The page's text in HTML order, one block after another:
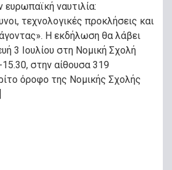
ευρωπαϊκή ναυτιλία:
τεχνολογικές προκλήσεις και
Η εκδήλωση θα λάβει
3 Ιουλίου στη Νομική Σχολή
στην αίθουσα 319
όροφο της Νομικής Σχολής